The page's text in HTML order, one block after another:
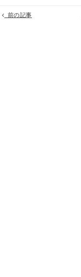
前の記事